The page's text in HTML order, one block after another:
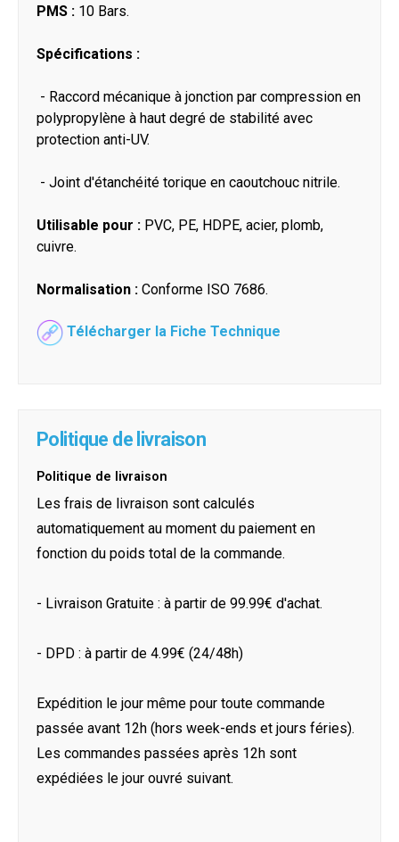
PMS : 10 Bars.
Spécifications :
- Raccord mécanique à jonction par compression en
polypropylène à haut degré de stabilité avec
protection anti-UV.
- Joint d'étanchéité torique en caoutchouc nitrile.
Utilisable pour : PVC, PE, HDPE, acier, plomb,
cuivre.
Normalisation : Conforme ISO 7686.
Télécharger la Fiche Technique
Politique de livraison
Politique de livraison
Les frais de livraison sont calculés
automatiquement au moment du paiement en
fonction du poids total de la commande.
- Livraison Gratuite : à partir de 99.99€ d'achat.
- DPD : à partir de 4.99€ (24/48h)
Expédition le jour même pour toute commande
passée avant 12h (hors week-ends et jours féries).
Les commandes passées après 12h sont
expédiées le jour ouvré suivant.